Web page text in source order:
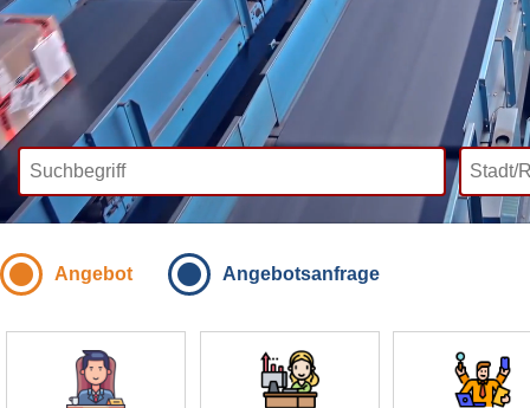
Angebot Angebotsanfrage